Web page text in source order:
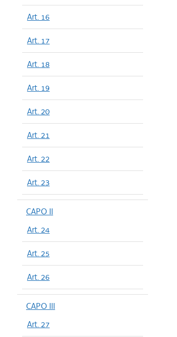
Art. 16
Art. 17
Art. 18
Art. 19
Art. 20
Art. 21
Art. 22
Art. 23
CAPO II
Art. 24
Art. 25
Art. 26
CAPO III
Art. 27